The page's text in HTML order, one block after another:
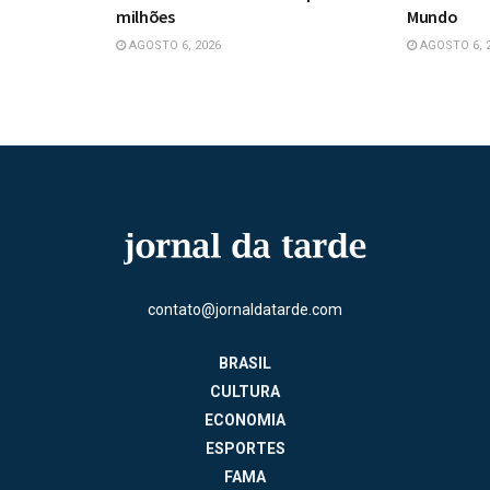
milhões
AGOSTO 6, 2026
Mundo
AGOSTO 6,
contato@jornaldatarde.com
BRASIL
CULTURA
ECONOMIA
ESPORTES
FAMA